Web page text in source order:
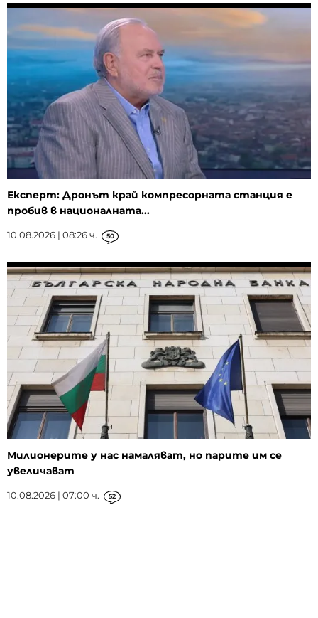
Експерт: Дронът край компресорната станция е
пробив в националната...
10.08.2026 | 08:26 ч. 50
Милионерите у нас намаляват, но парите им се
увеличават
10.08.2026 | 07:00 ч. 52